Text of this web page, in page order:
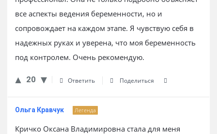
все аспекты ведения беременности, но и
сопровождает на каждом этапе. Я чувствую себя в
надежных руках и уверена, что моя беременность
под контролем. Очень рекомендую.
20 Ответить Поделиться
Ольга Кравчук Легенда
Кричко Оксана Владимировна стала для меня